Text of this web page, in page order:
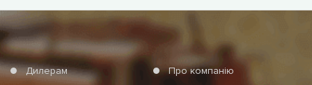
Дилерам
Про компанію